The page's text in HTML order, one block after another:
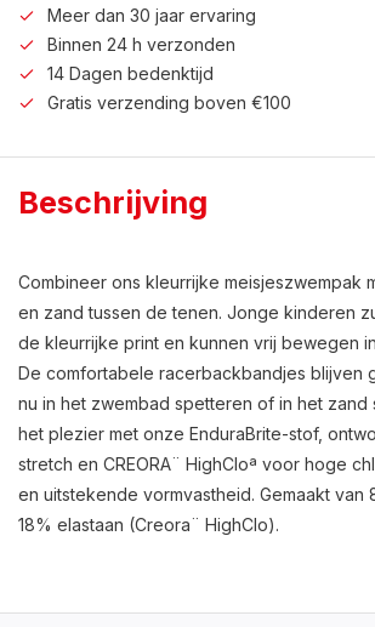
Meer dan 30 jaar ervaring
Binnen 24 h verzonden
14 Dagen bedenktijd
Gratis verzending boven €100
Beschrijving
Combineer ons kleurrijke meisjeszwempak
en zand tussen de tenen. Jonge kinderen
de kleurrijke print en kunnen vrij bewegen
De comfortabele racerbackbandjes blijven
nu in het zwembad spetteren of in het zand
het plezier met onze EnduraBrite-stof,
stretch en CREORA¨ HighCloª voor hoge
en uitstekende vormvastheid. Gemaakt van
18% elastaan (Creora¨ HighClo).